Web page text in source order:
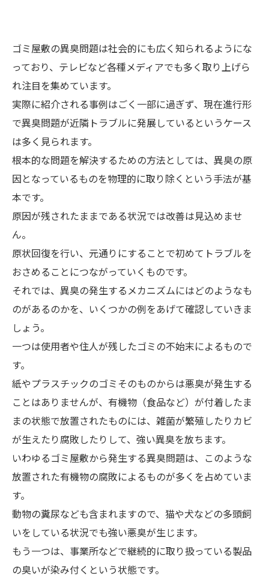
ゴミ屋敷の異臭問題は社会的にも広く知られるようにな
っており、テレビなど各種メディアでも多く取り上げら
れ注目を集めています。
実際に紹介される事例はごく一部に過ぎず、現在進行形
で異臭問題が近隣トラブルに発展しているというケース
は多く見られます。
根本的な問題を解決するための方法としては、異臭の原
因となっているものを物理的に取り除くという手法が基
本です。
原因が残されたままである状況では改善は見込めませ
ん。
原状回復を行い、元通りにすることで初めてトラブルを
おさめることにつながっていくものです。
それでは、異臭の発生するメカニズムにはどのようなも
のがあるのかを、いくつかの例をあげて確認していきま
しょう。
一つは使用者や住人が残したゴミの不始末によるもので
す。
紙やプラスチックのゴミそのものからは悪臭が発生する
ことはありませんが、有機物（食品など）が付着したま
まの状態で放置されたものには、雑菌が繁殖したりカビ
が生えたり腐敗したりして、強い異臭を放ちます。
いわゆるゴミ屋敷から発生する異臭問題は、このような
放置された有機物の腐敗によるものが多くを占めていま
す。
動物の糞尿なども含まれますので、猫や犬などの多頭飼
いをしている状況でも強い悪臭が生じます。
もう一つは、事業所などで継続的に取り扱っている製品
の臭いが染み付くという状態です。